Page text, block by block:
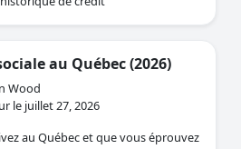
au Québec (2026)
Wood
le juillet 27, 2026
au Québec et que vous éprouvez